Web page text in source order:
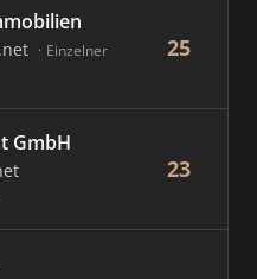
Einzelner
25
GmbH
23